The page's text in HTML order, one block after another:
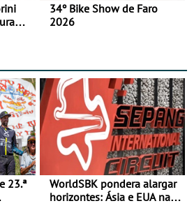
34º Bike Show de Faro
2026
23.ª
WorldSBK pondera alargar
horizontes: Ásia e EUA na